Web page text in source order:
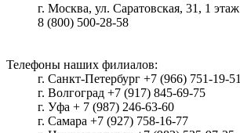
г. Москва, ул. Саратовская, 31, 1 этаж
8 (800) 500-28-58
Телефоны наших филиалов:
г. Санкт-Петербург +7 (966) 751-19-51
г. Волгоград +7 (917) 845-69-75
г. Уфа + 7 (987) 246-63-60
г. Самара +7 (927) 758-16-77